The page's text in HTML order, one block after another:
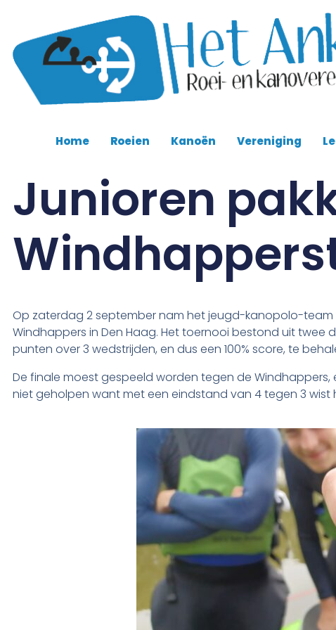
Home Roeien Kanoën Vereniging
Junioren
Op zaterdag 2 september nam het jeugd-kanopolo-team
Windhappers in Den Haag. Het toernooi bestond uit twee
punten over 3 wedstrijden, en dus een 100% score, te
De finale moest gespeeld worden tegen de
niet geholpen want met een eindstand van 4 tegen 3 wist